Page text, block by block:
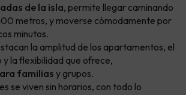
de la isla, permite llegar caminando
metros, y moverse cómodamente por
minutos.
la amplitud de los apartamentos, el
la flexibilidad que ofrece,
familias y grupos.
se viven sin horarios, con todo lo